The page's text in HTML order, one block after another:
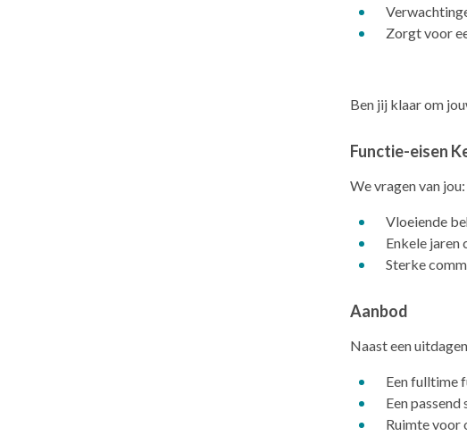
Zorgt voor
Ben jij klaar om
Functie-eisen
We vragen van jou:
Vloeiende
Enkele jaren
Sterke
Aanbod
Naast een
Een fulltime
Een
Ruimte voor